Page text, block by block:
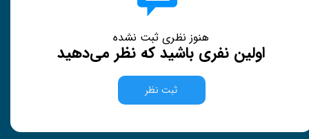
هنوز نظری ثبت نشده
اولین نفری باشید که نظر می‌دهید
ثبت نظر